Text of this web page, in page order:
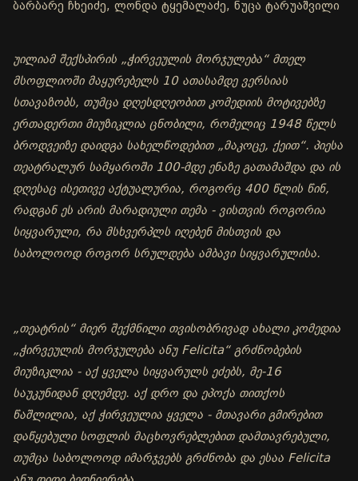
ბარბარე ჩხეიძე, ლონდა ტყემალაძე, ნუცა ტარუაშვილი
უილიამ შექსპირის „ჭირვეულის მორჯულება“ მთელ
მსოფლიოში მაყურებელს 10 ათასამდე ვერსიას
სთავაზობს, თუმცა დღესდღეობით კომედიის მოტივებზე
ერთადერთი მიუზიკლია ცნობილი, რომელიც 1948 წელს
ბროდვეიზე დაიდგა სახელწოდებით „მაკოცე, ქეით“. პიესა
თეატრალურ სამყაროში 100-მდე ენაზე გათამაშდა და ის
დღესაც ისეთივე აქტუალურია, როგორც 400 წლის წინ,
რადგან ეს არის მარადიული თემა - ვისთვის როგორია
სიყვარული, რა მსხვერპლს იღებენ მისთვის და
საბოლოოდ როგორ სრულდება ამბავი სიყვარულისა.
„თეატრის“ მიერ შექმნილი თვისობრივად ახალი კომედია
„ჭირვეულის მორჯულება ანუ Felicita“ გრძნობების
მიუზიკლია - აქ ყველა სიყვარულს ეძებს, მე-16
საუკუნიდან დღემდე. აქ დრო და ეპოქა თითქოს
წაშლილია, აქ ჭირვეულია ყველა - მთავარი გმირებით
დაწყებული სოფლის მაცხოვრებლებით დამთავრებული,
თუმცა საბოლოოდ იმარჯვებს გრძნობა და ესაა Felicita